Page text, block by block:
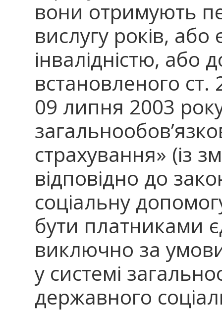
вони отримують
вислугу років,
інвалідністю, або
встановленого ст.
09 липня 2003
страхування» (із
відповідно до
соціальну
бути платниками
виключно за умови
у системі
державного